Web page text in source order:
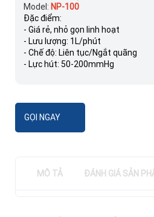
Model: NP-100
Đặc điểm:
- Giá rẻ, nhỏ gọn linh hoạt
- Lưu lượng: 1L/phút
- Chế độ: Liên tục/Ngắt quãng
- Lực hút: 50-200mmHg
GỌI NGAY
MÔ TẢ ĐÁNH GIÁ SẢN